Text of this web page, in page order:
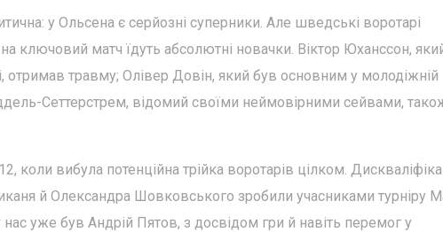
у Ольсена є серйозні суперники. Але шведські воротарі
ключовий матч їдуть абсолютні новачки. Віктор Юханссон,
отримав травму; Олівер Довін, який був основним у молодіжній
Сеттерстрем, відомий своїми неймовірними сейвами,
коли вибула потенційна трійка воротарів цілком.
й Олександра Шовковського зробили учасниками турніру
уже був Андрій Пятов, з досвідом гри й навіть перемог у